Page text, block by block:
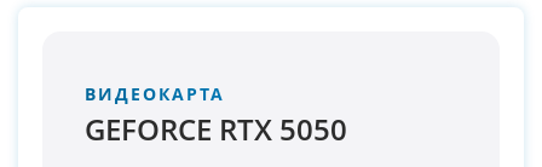
ВИДЕОКАРТА
GEFORCE RTX 5050